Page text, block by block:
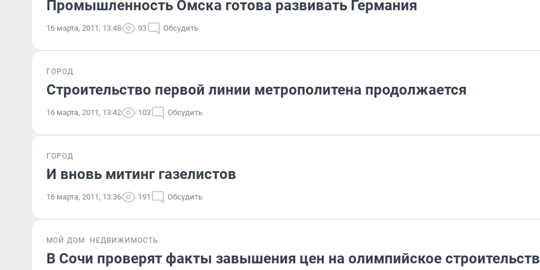
Промышленность Омска готова развивать Германия
16 марта, 2011, 13:48 93 Обсудить
ГОРОД
Строительство первой линии метрополитена продолжается
16 марта, 2011, 13:42 103 Обсудить
ГОРОД
И вновь митинг газелистов
16 марта, 2011, 13:36 191 Обсудить
МОЙ ДОМ НЕДВИЖИМОСТЬ
В Сочи проверят факты завышения цен на олимпийское